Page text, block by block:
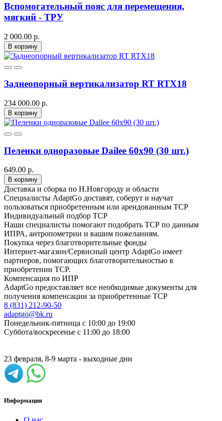
Вспомогательный пояс для перемещения,
мягкий - ТРУ
2 000.00 р.
В корзину
Заднеопорный вертикализатор RT RTX18
234 000.00 р.
В корзину
Пеленки одноразовые Dailee 60x90 (30 шт.)
649.00 р.
В корзину
Доставка и сборка по Н.Новгороду и области
Специалисты AdaptGo доставят, соберут и научат
пользоваться приобретенным или арендованным ТСР
Индивидуальный подбор ТСР
Наши специалисты помогают подобрать ТСР по данным
ИПРА, антропометрии и вашим пожеланиям.
Покупка через благотворительные фонды
Интернет-магазин/Сервисный центр AdaptGo имеет
партнеров, помогающих благотворительностью в
приобретении ТСР.
Компенсация по ИПР
AdaptGo предоставляет все необходимые документы для
получения компенсации за приобретенные ТСР
8 (831) 212-90-50
adaptgo@bk.ru
Понедельник-пятница с 10:00 до 19:00
Суббота/воскресенье с 11:00 до 18:00
23 февраля, 8-9 марта - выходные дни
Информация